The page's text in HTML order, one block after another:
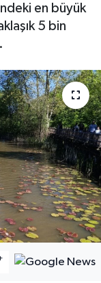
en büyük
5 bin